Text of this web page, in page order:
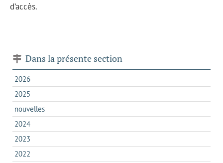
d’accès.
Dans la présente section
2026
2025
nouvelles
2024
2023
2022